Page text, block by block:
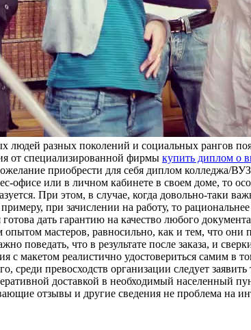
людей разных поколений и социальных рангов
от специализированной фирмы купить диплом о
приобрести для себя диплом колледжа/
офисе или в личном кабинете в своем доме, то
При этом, в случае, когда довольно-таки
при зачислении на работу, то
дать гарантию на качество любого
мастеров, равносильно, как и тем, что они
поведать, что в результате после заказа, и
макетом реалистично удостовериться самим в
превосходств организации следует
доставкой в необходимый населенный
отзывы и другие сведения не проблема на